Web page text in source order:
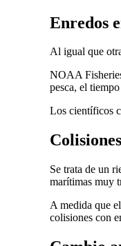
Enredos
Al igual que
NOAA
pesca, el
Los científicos
Se trata de un
marítimas muy
A medida que
colisiones con